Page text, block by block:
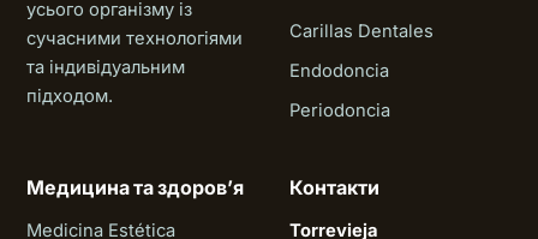
усього організму із
сучасними технологіями
та індивідуальним
підходом.
Carillas Dentales
Endodoncia
Periodoncia
Медицина та здоровʼя
Medicina Estética
Контакти
Torrevieja